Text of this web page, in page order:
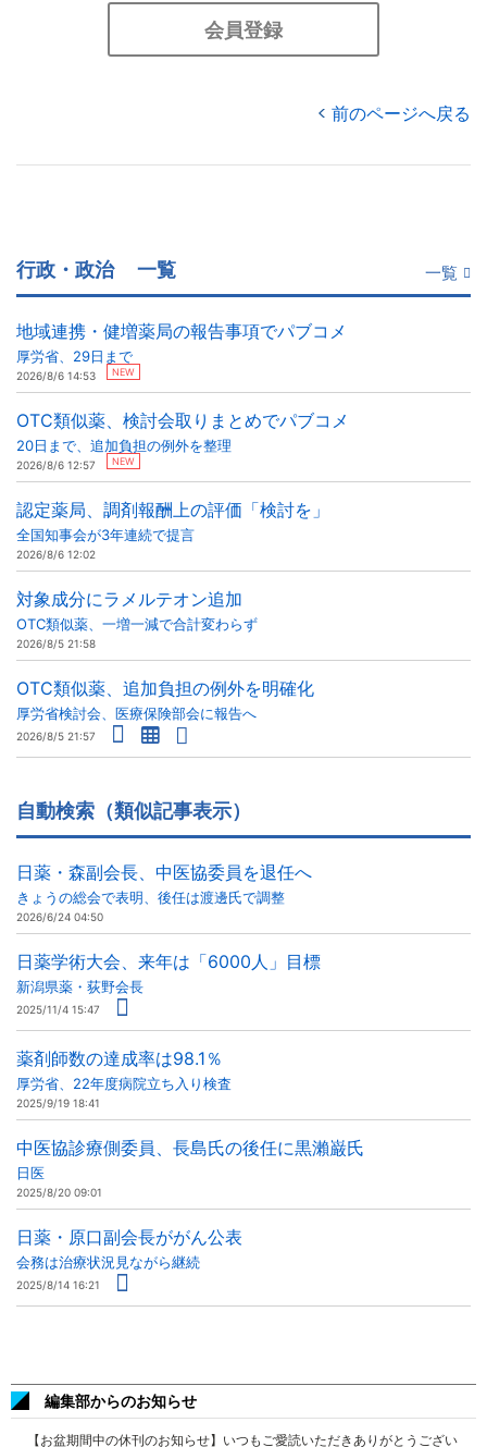
会員登録
前のページへ戻る
行政・政治 一覧 一覧
地域連携・健増薬局の報告事項でパブコメ
厚労省、29日まで
2026/8/6 14:53 NEW
OTC類似薬、検討会取りまとめでパブコメ
20日まで、追加負担の例外を整理
2026/8/6 12:57 NEW
認定薬局、調剤報酬上の評価「検討を」
全国知事会が3年連続で提言
2026/8/6 12:02
対象成分にラメルテオン追加
OTC類似薬、一増一減で合計変わらず
2026/8/5 21:58
OTC類似薬、追加負担の例外を明確化
厚労省検討会、医療保険部会に報告へ
2026/8/5 21:57
自動検索（類似記事表示）
日薬・森副会長、中医協委員を退任へ
きょうの総会で表明、後任は渡邊氏で調整
2026/6/24 04:50
日薬学術大会、来年は「6000人」目標
新潟県薬・荻野会長
2025/11/4 15:47
薬剤師数の達成率は98.1％
厚労省、22年度病院立ち入り検査
2025/9/19 18:41
中医協診療側委員、長島氏の後任に黒瀨巌氏
日医
2025/8/20 09:01
日薬・原口副会長ががん公表
会務は治療状況見ながら継続
2025/8/14 16:21
編集部からのお知らせ
【お盆期間中の休刊のお知らせ】いつもご愛読いただきありがとうござい